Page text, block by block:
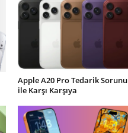
Apple A20 Pro Tedarik Sorunu
ile Karşı Karşıya